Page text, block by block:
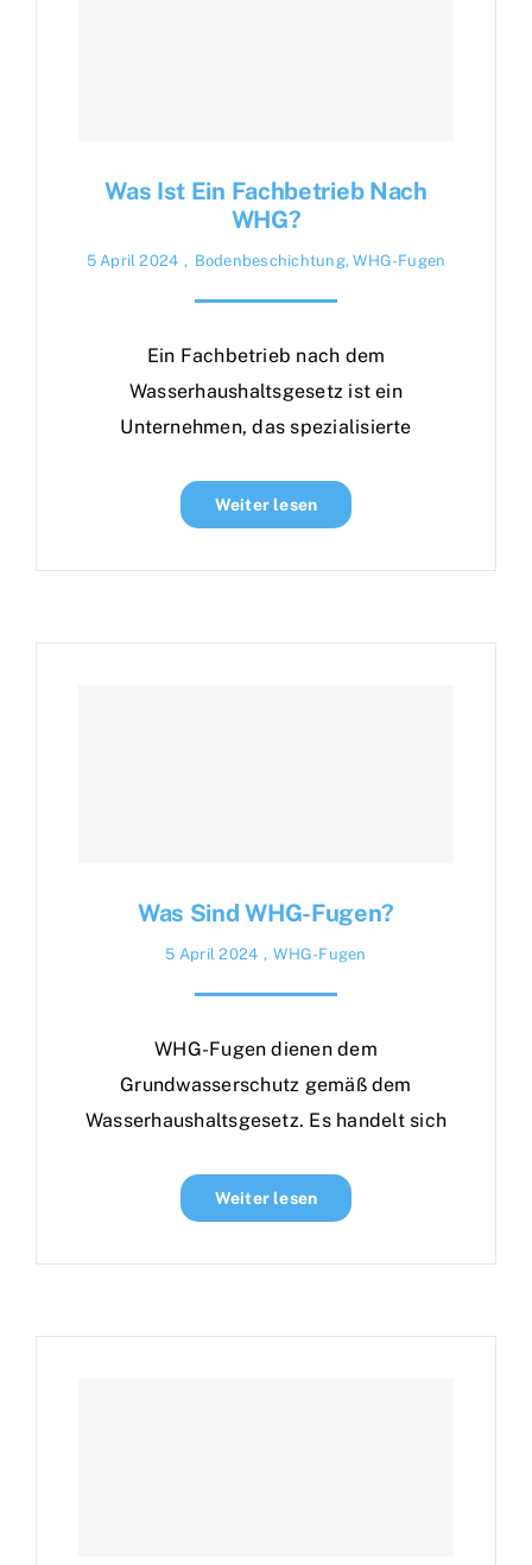
Was Ist Ein Fachbetrieb Nach
WHG?
5 April 2024 , Bodenbeschichtung,WHG-Fugen
Ein Fachbetrieb nach dem
Wasserhaushaltsgesetz ist ein
Unternehmen, das spezialisierte
Weiter lesen
Was Sind WHG-Fugen?
5 April 2024 , WHG-Fugen
WHG-Fugen dienen dem
Grundwasserschutz gemäß dem
Wasserhaushaltsgesetz. Es handelt sich
Weiter lesen